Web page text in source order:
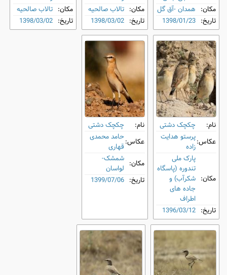
مکان: همدان -آق گل
تاریخ: 1398/01/23
مکان: تالاب صالحیه
تاریخ: 1398/03/02
مکان: تالاب صالحیه
تاریخ: 1398/03/02
نام:
چکچک دشتی
عکاس:پرستو هدایت
زاده
مکان:
پارک ملی
تندوره (پاسگاه
شکرآب) و
جاده های
اطراف
تاریخ: 1396/03/12
نام:
چکچک دشتی
عکاس:حامد محمدی
قهاری
مکان: شمشک-
لواسان
تاریخ: 1399/07/06